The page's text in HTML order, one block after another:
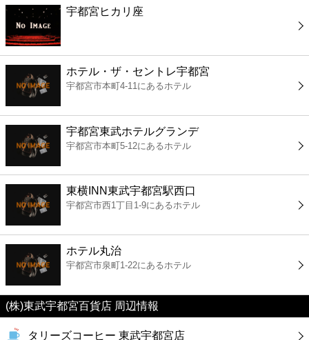
薬局
スーパー
エンタメ
レジャー
書店
ファミレス
ファーストフード
カフェ
ショッピング
宇都宮ヒカリ座
ホテル・ザ・セントレ宇都宮
宇都宮市本町4-11にあるホテル
宇都宮東武ホテルグランデ
宇都宮市本町5-12にあるホテル
東横INN東武宇都宮駅西口
宇都宮市西1丁目1-9にあるホテル
ホテル丸治
宇都宮市泉町1-22にあるホテル
(株)東武宇都宮百貨店 周辺情報
タリーズコーヒー 東武宇都宮店